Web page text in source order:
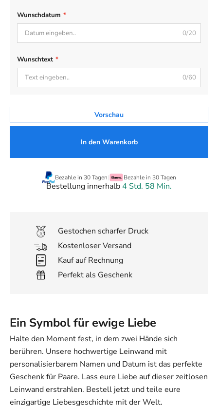
Wunschdatum *
0/20
Wunschtext *
0/60
Vorschau
In den Warenkorb
Bezahle in 30 Tagen| Bezahle in 30 Tagen
Bestellung innerhalb4 Std. 58 Min.
Gestochen scharfer Druck
Kostenloser Versand
Kauf auf Rechnung
Perfekt als Geschenk
Ein Symbol für ewige Liebe
Halte den Moment fest, in dem zwei Hände sich
berühren. Unsere hochwertige Leinwand mit
personalisierbarem Namen und Datum ist das perfekte
Geschenk für Paare. Lass eure Liebe auf dieser zeitlosen
Leinwand erstrahlen. Bestell jetzt und teile eure
einzigartige Liebesgeschichte mit der Welt.